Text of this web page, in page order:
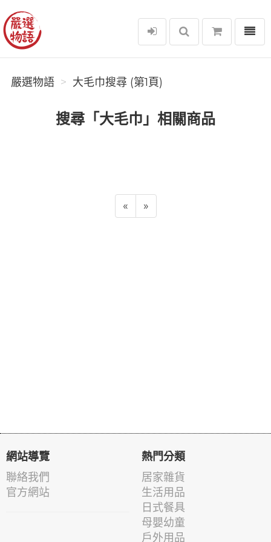
嚴選物語
選單
嚴選物語 大毛巾搜尋 (第1頁)
搜尋「大毛巾」相關商品
« »
網站導覽
聯絡我們
官方網站
熱門分類
居家雜貨
生活用品
日式餐具
母嬰幼童
戶外用品